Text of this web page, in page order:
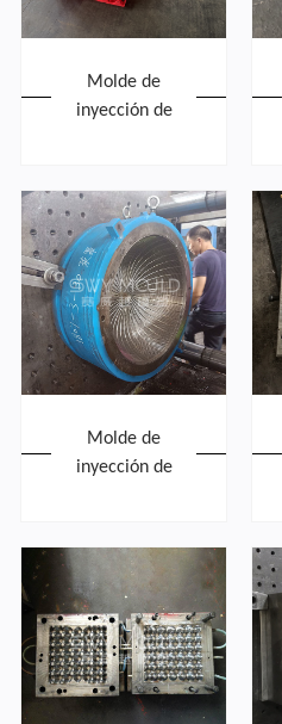
Molde de
inyección de
plástico de 30
celdas
Molde de
inyección de